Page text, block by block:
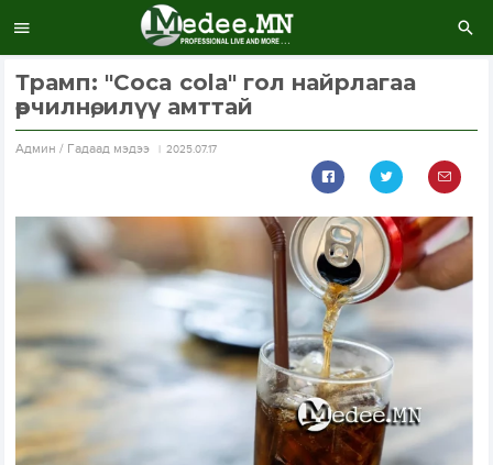
Трамп: "Coca colа" гол найрлагаа
өөрчилнө, илүү амттай
Aдмин / Гадаад мэдээ 2025.07.17